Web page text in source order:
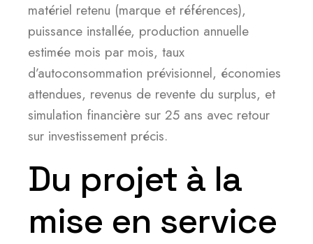
matériel retenu (marque et références),
puissance installée, production annuelle
estimée mois par mois, taux
d’autoconsommation prévisionnel, économies
attendues, revenus de revente du surplus, et
simulation financière sur 25 ans avec retour
sur investissement précis.
Du projet à la
mise en service